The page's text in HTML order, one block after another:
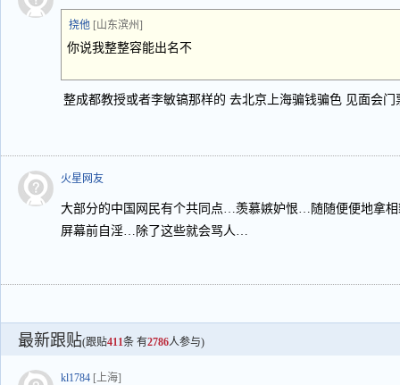
挠他 [山东滨州]
你说我整整容能出名不
整成都教授或者李敏镐那样的 去北京上海骗钱骗色 见面会门
火星网友
大部分的中国网民有个共同点…羡慕嫉妒恨…随随便便地拿
屏幕前自淫…除了这些就会骂人…
最新跟贴(跟贴411条 有2786人参与)
kl1784 [上海]